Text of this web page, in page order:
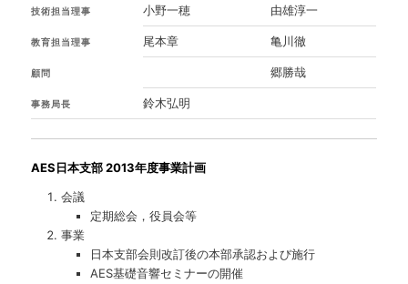
技術担当理事 小野一穂 由雄淳一
教育担当理事 尾本章 亀川徹
顧問 郷勝哉
事務局長 鈴木弘明
AES日本支部 2013年度事業計画
会議
定期総会，役員会等
事業
日本支部会則改訂後の本部承認および施行
AES基礎音響セミナーの開催